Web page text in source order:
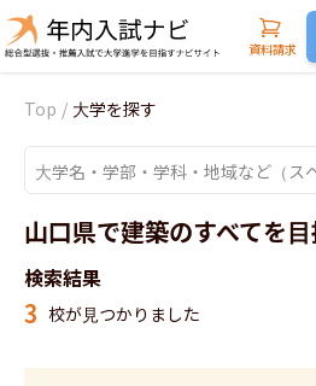
資料請求
Top / 大学を探す
山口県で建築のすべてを
検索結果
3 校が見つかりました